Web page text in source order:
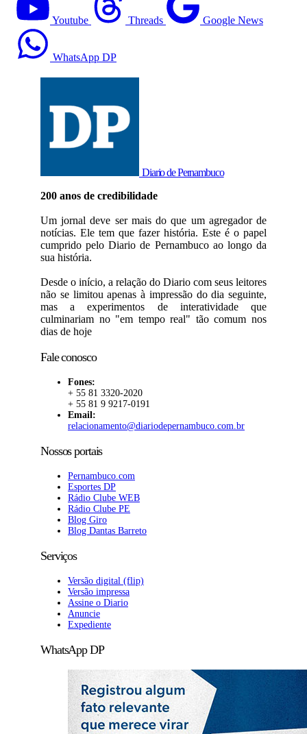
Youtube Threads Google News
WhatsApp DP
Diario de Pernambuco
200 anos de credibilidade
Um jornal deve ser mais do que um agregador de
notícias. Ele tem que fazer história. Este é o papel
cumprido pelo Diario de Pernambuco ao longo da
sua história.
Desde o início, a relação do Diario com seus leitores
não se limitou apenas à impressão do dia seguinte,
mas a experimentos de interatividade que
culminariam no "em tempo real" tão comum nos
dias de hoje
Fale conosco
Fones:
+ 55 81 3320-2020
+ 55 81 9 9217-0191
Email:
relacionamento@diariodepernambuco.com.br
Nossos portais
Pernambuco.com
Esportes DP
Rádio Clube WEB
Rádio Clube PE
Blog Giro
Blog Dantas Barreto
Serviços
Versão digital (flip)
Versão impressa
Assine o Diario
Anuncie
Expediente
WhatsApp DP